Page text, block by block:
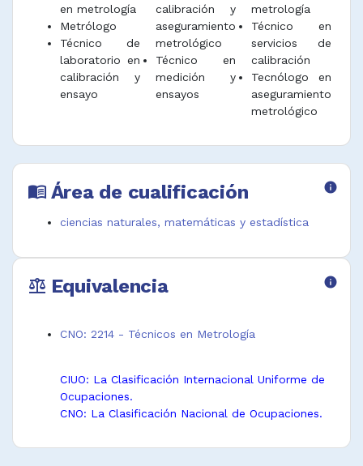
en metrología
Metrólogo
Técnico de
laboratorio en
calibración y
ensayo
calibración y
aseguramiento
metrológico
Técnico en
medición y
ensayos
metrología
Técnico en
servicios de
calibración
Tecnólogo en
aseguramiento
metrológico
menu_book Área de cualificación info
ciencias naturales, matemáticas y estadística
balance Equivalencia info
CNO: 2214 - Técnicos en Metrología
CIUO: La Clasificación Internacional Uniforme de
Ocupaciones.
CNO: La Clasificación Nacional de Ocupaciones.